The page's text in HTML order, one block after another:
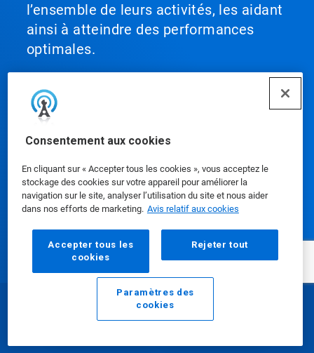
Consentement aux cookies
En cliquant sur « Accepter tous les cookies », vous acceptez le
stockage des cookies sur votre appareil pour améliorer la
navigation sur le site, analyser l’utilisation du site et nous aider
dans nos efforts de marketing. Avis relatif aux cookies
Accepter tous les
cookies
Rejeter tout
Paramètres des
cookies
l’ensemble de leurs activités, les aidant
ainsi à atteindre des performances
optimales.
Nos produits
Médiathèque
Utilisation de notre site Web
Courriel Appeler